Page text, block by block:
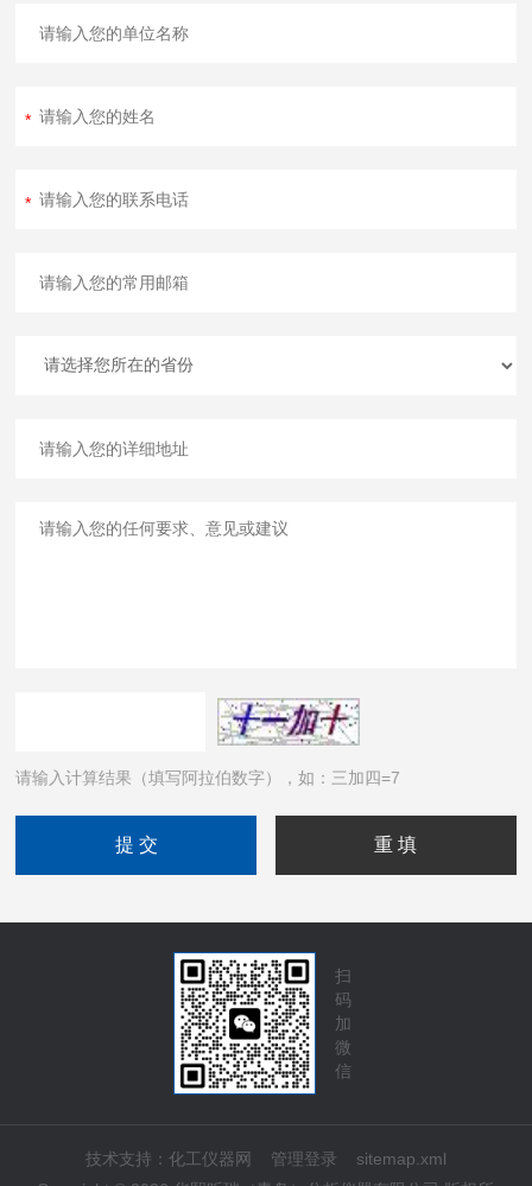
请输入计算结果（填写阿拉伯数字），如：三加四=7
扫
码
加
微
信
技术支持： 化工仪器网 管理登录
sitemap.xml